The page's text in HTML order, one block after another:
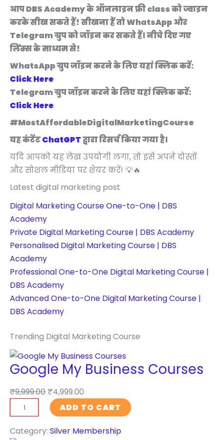
आप DBS Academy के ऑनलाइन फ्री class को ज्वाइन
करके सीख सकते हैं! सीखना हैं तो WhatsApp और
Telegram ग्रुप को जॉइन कर सकते हैं। नीचे दिए गए
लिंक्स के माध्यम से!
WhatsApp ग्रुप जॉइन करने के लिए यहां क्लिक करें:
Click Here
Telegram ग्रुप जॉइन करने के लिए यहां क्लिक करें:
Click Here
#MostAffordableDigitalMarketingCourse
यह कंटेंटChatGPTद्वारा रिसर्च किया गया है।
यदि आपको यह लेख उपयोगी लगा, तो इसे अपने दोस्तों
और सोशल मीडिया पर शेयर करें! 💡🔥
Latest digital marketing post
Digital Marketing Course One-to-One | DBS
Academy
Private Digital Marketing Course | DBS Academy
Personalised Digital Marketing Course | DBS
Academy
Professional One-to-One Digital Marketing Course |
DBS Academy
Advanced One-to-One Digital Marketing Course |
DBS Academy
Trending Digital Marketing Course
Google My Business Courses
₹9,999.00 ₹4,999.00
o
o
ADD TO CART
Category: Silver Membership